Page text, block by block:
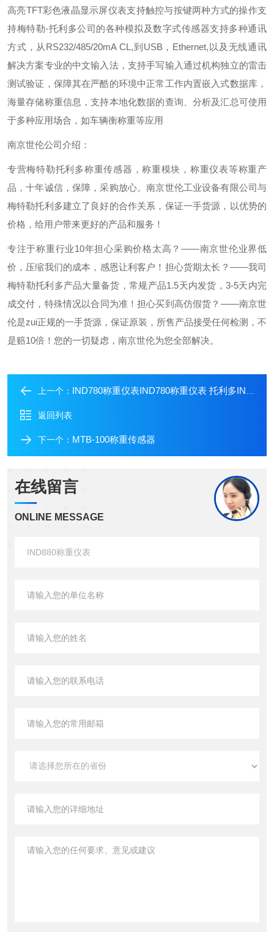
高亮TFT彩色液晶显示屏仪表支持触控与按键两种方式的操作支
持梅特勒-托利多公司的各种模拟及数字式传感器支持多种通讯
方式，从RS232/485/20mA CL,到USB，Ethernet,以及无线通讯
解决方案专业的中文输入法，支持手写输入通过机构独立的雷击
测试验证，保障其在严酷的环境中正常工作内置嵌入式数据库，
海量存储称重信息，支持本地化数据的查询、分析及汇总可使用
于多种应用场合，如车辆衡称重等应用
南京世伦公司介绍：
专营梅特勒托利多称重传感器，称重模块，称重仪表等称重产
品，十年诚信，保障，采购放心。南京世伦工业设备有限公司与
梅特勒托利多建立了良好的合作关系，保证一手货源，以优势的
价格，给用户带来更好的产品和服务！
专注于称重行业10年担心采购价格太高？——南京世伦业界低
价，压缩我们的成本，感恩让利客户！ 担心货期太长？——我司
梅特勒托利多产品大量备货，常规产品1.5天内发货，3-5天内完
成交付，特殊情况以合同为准！担心买到高仿假货？——南京世
伦是zui正规的一手货源，保证原装，所售产品接受任何检测，不
是赔10倍！ 您的一切疑虑，南京世伦为您全部解决。
上一个： IND780称重仪表IND780称重仪表 托利多IND780控制仪表
返回列表
下一个： MTB-100称重传感器
在线留言
ONLINE MESSAGE